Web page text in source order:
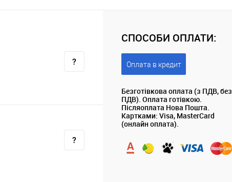
СПОСОБИ ОПЛАТИ:
Оплата в кредит
Безготівкова оплата (з ПДВ, без
ПДВ). Оплата готівкою.
Післяоплата Нова Пошта.
Картками: Visa, MasterCard
(онлайн оплата).